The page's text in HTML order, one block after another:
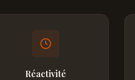
Réactivité